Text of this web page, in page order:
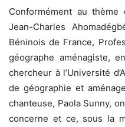
Conformément au
Jean-Charles
Béninois de France,
géographe aménagiste,
chercheur à l’Université
de géographie et
chanteuse, Paola Sunny,
concerne et ce, sous la